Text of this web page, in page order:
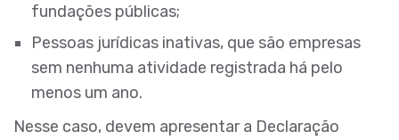
fundações públicas;
Pessoas jurídicas inativas, que são empresas
sem nenhuma atividade registrada há pelo
menos um ano.
Nesse caso, devem apresentar a Declaração